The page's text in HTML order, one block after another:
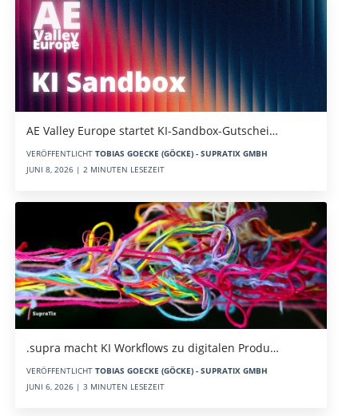
AE Valley Europe startet KI-Sandbox-Gutschei…
VERÖFFENTLICHT TOBIAS GOECKE (GÖCKE) - SUPRATIX GMBH
JUNI 8, 2026 | 2 MINUTEN LESEZEIT
.supra macht KI Workflows zu digitalen Produ…
VERÖFFENTLICHT TOBIAS GOECKE (GÖCKE) - SUPRATIX GMBH
JUNI 6, 2026 | 3 MINUTEN LESEZEIT